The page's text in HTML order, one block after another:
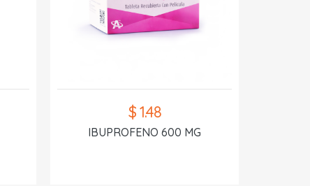
$ 1.48
IBUPROFENO 600 MG